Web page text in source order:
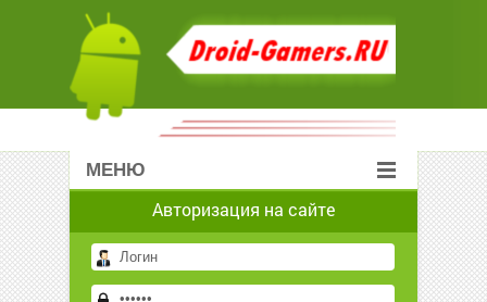
МЕНЮ
Авторизация на сайте